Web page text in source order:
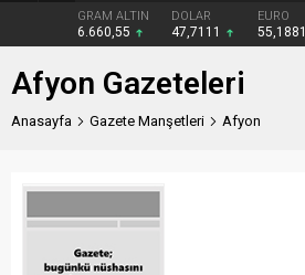
GRAM ALTIN
6.660,55
DOLAR
47,7111
EURO
55,1881
Afyon Gazeteleri
Anasayfa Gazete Manşetleri Afyon